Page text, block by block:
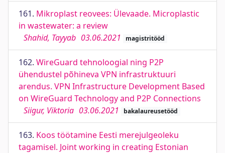
161. Mikroplast reovees: Ülevaade. Microplastic
in wastewater: a review
Shahid, Tayyab 03.06.2021 magistritööd
162. WireGuard tehnoloogial ning P2P
ühendustel põhineva VPN infrastruktuuri
arendus. VPN Infrastructure Development Based
on WireGuard Technology and P2P Connections
Siigur, Viktoria 03.06.2021 bakalaureusetööd
163. Koos töötamine Eesti merejulgeoleku
tagamisel. Joint working in creating Estonian